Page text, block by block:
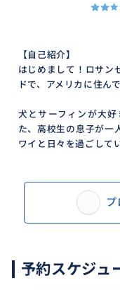
【自己紹介】
はじめまして！ロサン
ドで、アメリカに住ん
犬とサーフィンが大
た、高校生の息子が一
ワイと日々を過ごして
プ
予約スケジュ